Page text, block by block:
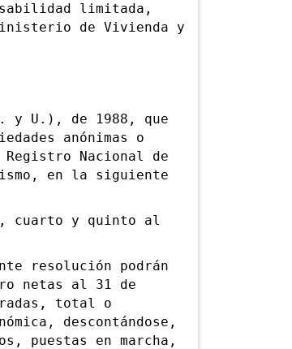
limitada,
de Vivienda y
y U.), de 1988, que
anónimas o
Nacional de
en la siguiente
cuarto y quinto al
resolución podrán
netas al 31 de
total o
descontándose,
puestas en marcha,